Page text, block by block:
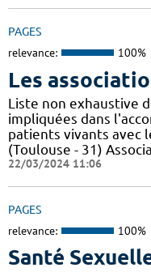
PAGES
relevance: 100%
Les
Liste non exhaustive
impliquées dans
patients vivants avec
(Toulouse - 31)
22/03/2024 11:06
PAGES
relevance: 100%
Santé